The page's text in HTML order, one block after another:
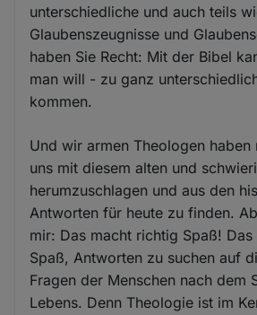
unterschiedliche und auch teils
Glaubenszeugnisse und
haben Sie Recht: Mit der Bibel
man will - zu ganz
kommen.
Und wir armen Theologen haben
uns mit diesem alten und
herumzuschlagen und aus den
Antworten für heute zu finden.
mir: Das macht richtig Spaß!
Spaß, Antworten zu suchen auf
Fragen der Menschen nach dem
Lebens. Denn Theologie ist im